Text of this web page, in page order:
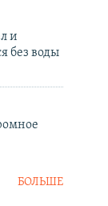
и
без воды
БОЛЬШЕ